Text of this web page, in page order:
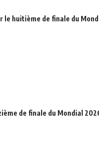
le huitième de finale du
de finale du Mondial